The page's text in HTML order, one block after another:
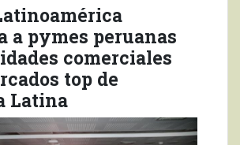
a pymes peruanas
comerciales
top de
Latina